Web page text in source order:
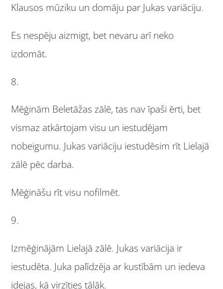
Klausos mūziku un domāju par Jukas variāciju.
Es nespēju aizmigt, bet nevaru arī neko
izdomāt.
8.
Mēģinām Beletāžas zālē, tas nav īpaši ērti, bet
vismaz atkārtojam visu un iestudējam
nobeigumu. Jukas variāciju iestudēsim rīt Lielajā
zālē pēc darba.
Mēģināšu rīt visu nofilmēt.
9.
Izmēģinājām Lielajā zālē. Jukas variācija ir
iestudēta. Juka palīdzēja ar kustībām un iedeva
idejas, kā virzīties tālāk.